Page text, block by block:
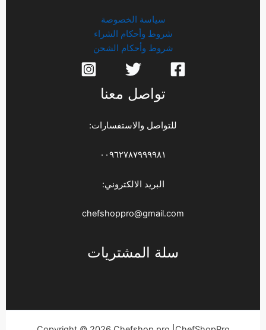
سياسة الخصوصة
شروط وأحكام الشراء
شروط وأحكام الشحن
تواصل معنا
للتواصل والاستفسارات:
٠٠٩٦٢٧٨٧٩٩٩٩٨١
البريد الالكتروني:
chefshoppro@gmail.com
سلة المشتريات